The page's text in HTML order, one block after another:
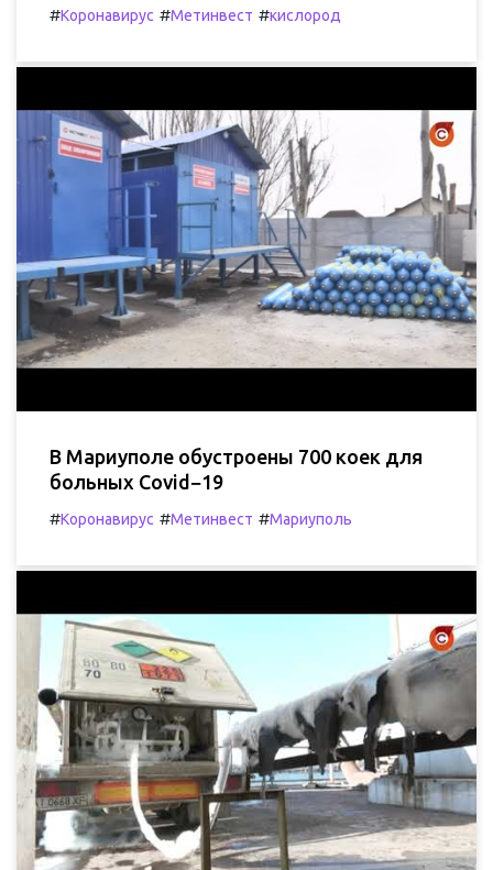
#Коронавирус #Метинвест #кислород
В Мариуполе обустроены 700 коек для
больных Covid−19
#Коронавирус #Метинвест #Мариуполь